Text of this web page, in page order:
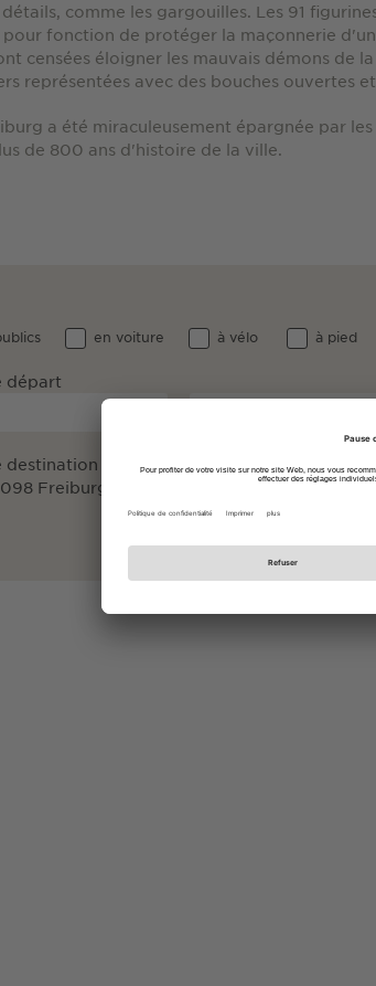
comme les gargouilles. Les 91
fonction de protéger la maçonnerie d'un
censées éloigner les mauvais démons de
représentées avec des bouches ouvertes
a été miraculeusement épargnée par
de 800 ans d'histoire de la ville.
en voiture à vélo à pied
départ
destination
Freiburg